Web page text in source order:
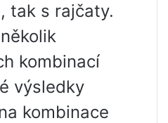
tak s rajčaty.
kombinací
výsledky
kombinace